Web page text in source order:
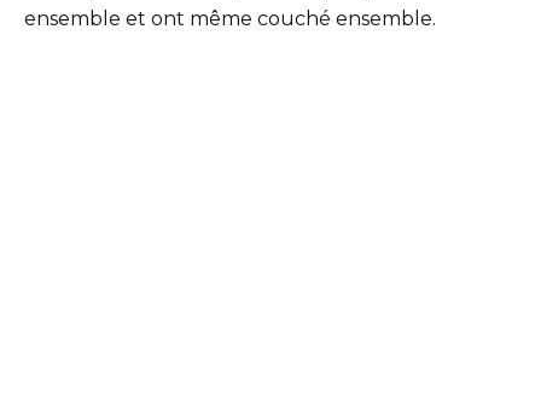
ensemble et ont même couché ensemble.